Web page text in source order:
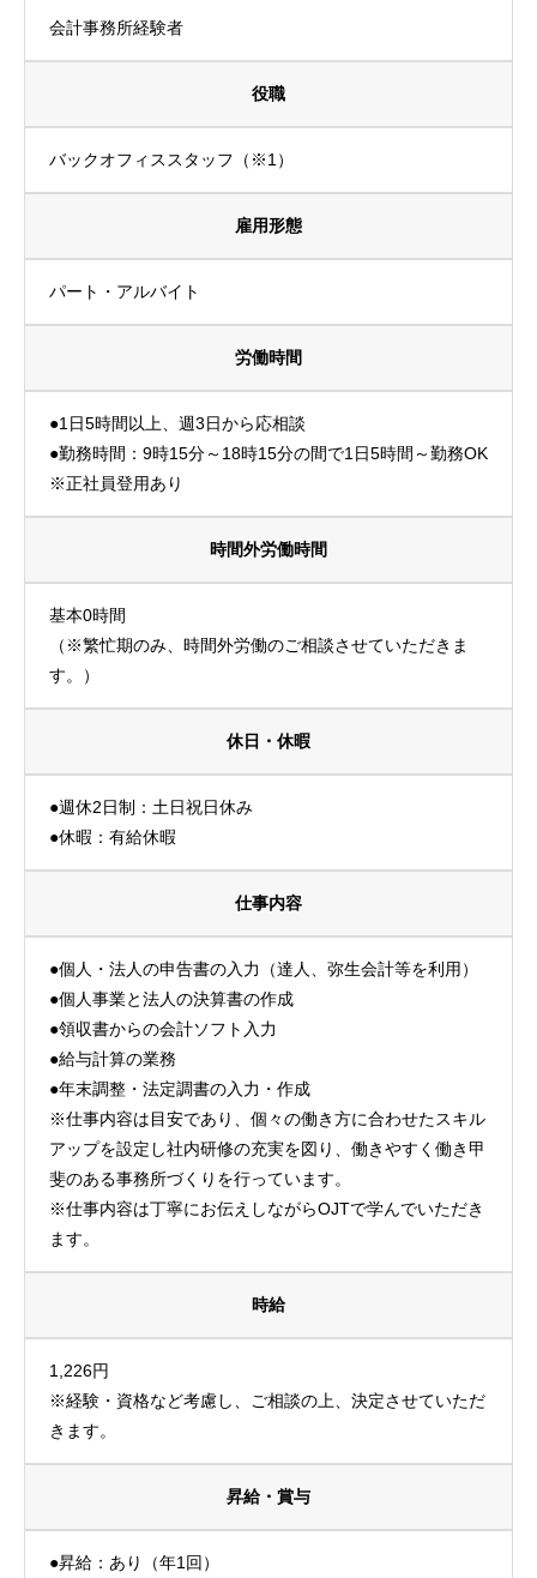
会計事務所経験者
役職
バックオフィススタッフ（※1）
雇用形態
パート・アルバイト
労働時間
●1日5時間以上、週3日から応相談
●勤務時間：9時15分～18時15分の間で1日5時間～勤務OK
※正社員登用あり
時間外労働時間
基本0時間
（※繁忙期のみ、時間外労働のご相談させていただきま
す。）
休日・休暇
●週休2日制：土日祝日休み
●休暇：有給休暇
仕事内容
●個人・法人の申告書の入力（達人、弥生会計等を利用）
●個人事業と法人の決算書の作成
●領収書からの会計ソフト入力
●給与計算の業務
●年末調整・法定調書の入力・作成
※仕事内容は目安であり、個々の働き方に合わせたスキル
アップを設定し社内研修の充実を図り、働きやすく働き甲
斐のある事務所づくりを行っています。
※仕事内容は丁寧にお伝えしながらOJTで学んでいただき
ます。
時給
1,226円
※経験・資格など考慮し、ご相談の上、決定させていただ
きます。
昇給・賞与
●昇給：あり（年1回）